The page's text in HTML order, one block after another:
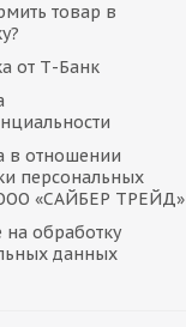
товар в
от Т-Банк
в отношении
персональных
«САЙБЕР ТРЕЙД»
на обработку
данных